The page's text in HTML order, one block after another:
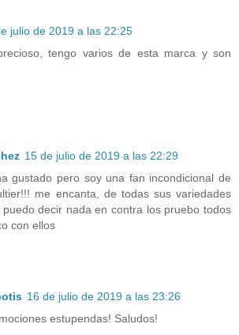
julio de 2019 a las 22:25
tengo varios de esta marca y son
15 de julio de 2019 a las 22:29
gustado pero soy una fan incondicional de
me encanta, de todas sus variedades
decir nada en contra los pruebo todos
con ellos
16 de julio de 2019 a las 23:26
estupendas! Saludos!